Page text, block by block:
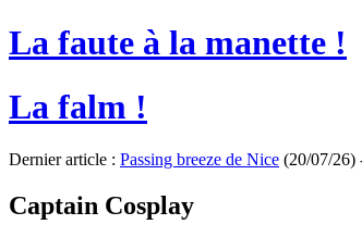
La faute à la manette !
La falm !
Dernier article : Passing breeze de Nice (20/07/26)
Captain Cosplay